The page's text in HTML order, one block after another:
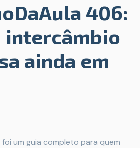
406:
intercâmbio
ainda em
um guia completo para quem